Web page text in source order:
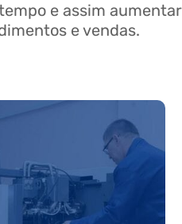
e assim aumentar
e vendas.